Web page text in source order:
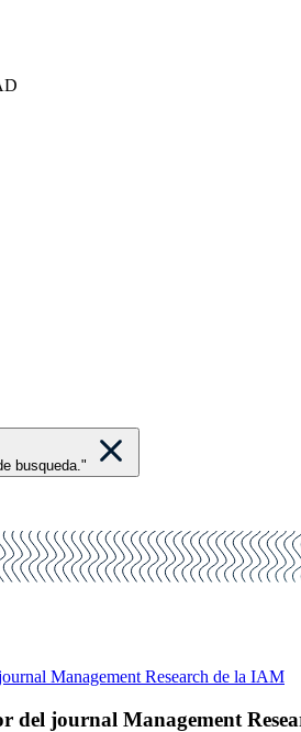
busqueda."
Management Research de la IAM
del journal Management